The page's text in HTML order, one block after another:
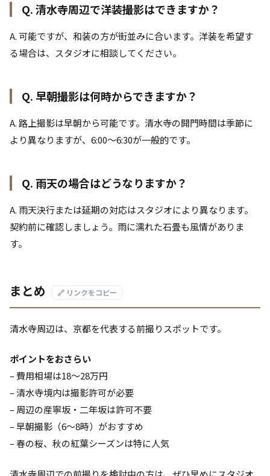
Q. 清水寺周辺で洋装撮影はできますか？
A. 可能ですが、和装の方が街並みに合います。洋装を希望す
る場合は、スタジオに相談してください。
Q. 早朝撮影は何時からできますか？
A. 路上撮影は早朝から可能です。清水寺の開門時間は季節に
より異なりますが、6:00〜6:30が一般的です。
Q. 雨天の場合はどうなりますか？
A. 雨天決行または延期の対応はスタジオにより異なります。
契約前に確認しましょう。雨に濡れた石畳も風情がありま
す。
まとめ 🔗 リンクをコピー
清水寺周辺は、京都を代表する前撮りスポットです。
ポイントをおさらい
– 費用相場は18〜28万円
– 清水寺境内は撮影許可が必要
– 周辺の産寧坂・二年坂は許可不要
– 早朝撮影（6〜8時）がおすすめ
– 春の桜、秋の紅葉シーズンは特に人気